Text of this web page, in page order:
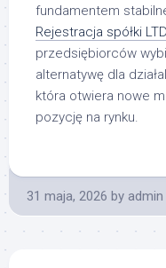
fundamentem
Rejestracja spółki LTD
przedsiębiorców
alternatywę dla
która otwiera nowe
pozycję na rynku.
31 maja, 2026 by admin